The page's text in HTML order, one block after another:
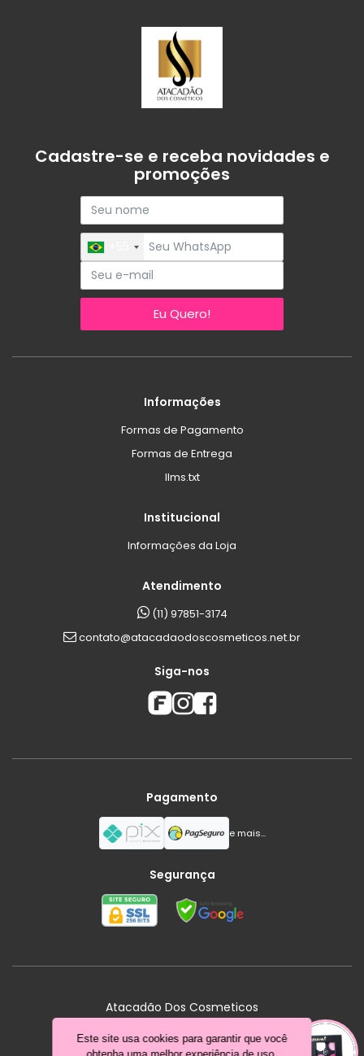
Este site usa cookies para garantir que você
Cadastre-se e receba novidades e
promoções
Eu Quero!
Informações
Formas de Pagamento
Formas de Entrega
llms.txt
Institucional
Informações da Loja
Atendimento
(11) 97851-3174
contato@atacadaodoscosmeticos.net.br
Siga-nos
Pagamento
e mais...
Segurança
Atacadão Dos Cosmeticos